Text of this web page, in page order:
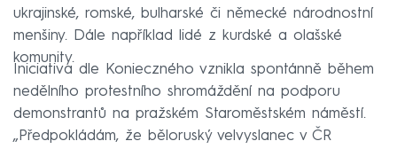
ukrajinské, romské, bulharské či německé národnostní
menšiny. Dále například lidé z kurdské a olašské
komunity.
Iniciativa dle Konieczného vznikla spontánně během
nedělního protestního shromáždění na podporu
demonstrantů na pražském Staroměstském náměstí.
„Předpokládám, že běloruský velvyslanec v ČR